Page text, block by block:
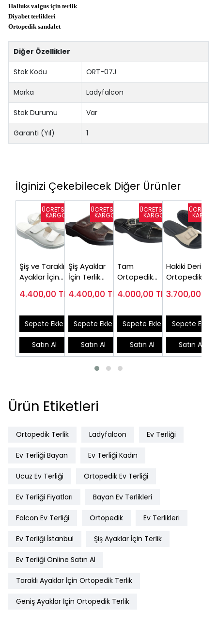
Halluks valgus için terlik
Diyabet terlikleri
Ortopedik sandalet
Diğer Özellikler
Stok Kodu ORT-07J
Marka Ladyfalcon
Stok Durumu Var
Garanti (Yıl) 1
İlginizi Çekebilecek Diğer Ürünler
Şiş ve Taraklı
Ayaklar İçin
Kadın ORT07B
4.400,00 TL
Sepete Ekle
Satın Al
Şiş Ayaklar
İçin Terlik
4.400,00 TL
Sepete Ekle
Satın Al
Tam
Ortopedik
Siyah ORT05S
4.000,00 TL
Sepete Ekle
Satın Al
Hakiki Deri
Ortopedik
Bej ORT03J
3.700,00
Sepete Ekle
Satın Al
Ürün Etiketleri
Ortopedik Terlik Ladyfalcon Ev Terliği
Ev Terliği Bayan Ev Terliği Kadın
Ucuz Ev Terliği Ortopedik Ev Terliği
Ev Terliği Fiyatları Bayan Ev Terlikleri
Falcon Ev Terliği Ortopedik Ev Terlikleri
Ev Terliği İstanbul Şiş Ayaklar İçin Terlik
Ev Terliği Online Satın Al
Taraklı Ayaklar İçin Ortopedik Terlik
Geniş Ayaklar İçin Ortopedik Terlik